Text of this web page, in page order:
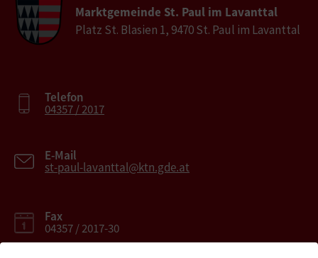
Marktgemeinde St. Paul im Lavanttal
Platz St. Blasien 1, 9470 St. Paul im Lavanttal
Telefon
04357 / 2017
E-Mail
st-paul-lavanttal@ktn.gde.at
Fax
04357 / 2017-30